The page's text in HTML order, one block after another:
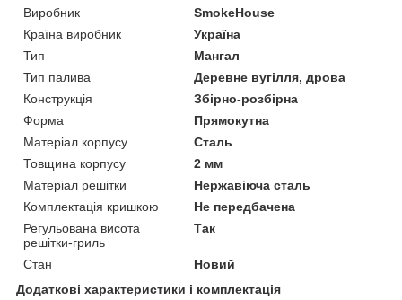
Виробник
SmokeHouse
Країна виробник
Україна
Тип
Мангал
Тип палива
Деревне вугілля, дрова
Конструкція
Збірно-розбірна
Форма
Прямокутна
Матеріал корпусу
Сталь
Товщина корпусу
2 мм
Матеріал решітки
Нержавіюча сталь
Комплектація кришкою
Не передбачена
Регульована висота
решітки-гриль
Так
Стан
Новий
Додаткові характеристики і комплектація